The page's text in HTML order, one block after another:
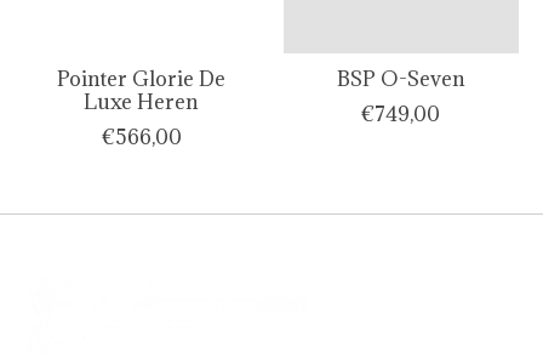
Pointer Glorie De
Luxe Heren
€566,00
BSP O-Seven
€749,00